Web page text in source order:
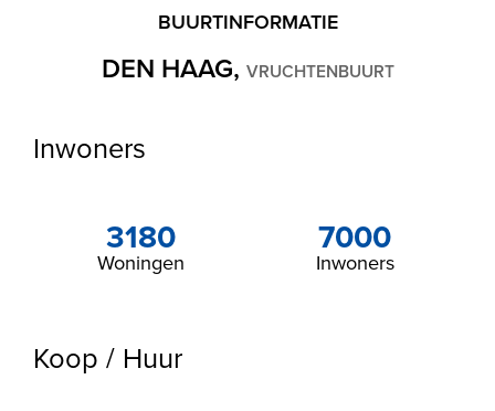
BUURTINFORMATIE
DEN HAAG, VRUCHTENBUURT
Inwoners
3180
Woningen
7000
Inwoners
Koop / Huur